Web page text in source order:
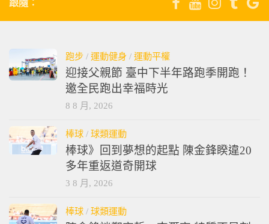
跟隨：
跑步 / 運動健身 / 運動平權
迎接父親節 臺中下半年路跑季開跑！
邀全民跑出幸福時光
8 8 月, 2026
棒球 / 球類運動
棒球》回到夢想的起點 陳金鋒睽違20
多年重返道奇開球
3 8 月, 2026
棒球 / 球類運動